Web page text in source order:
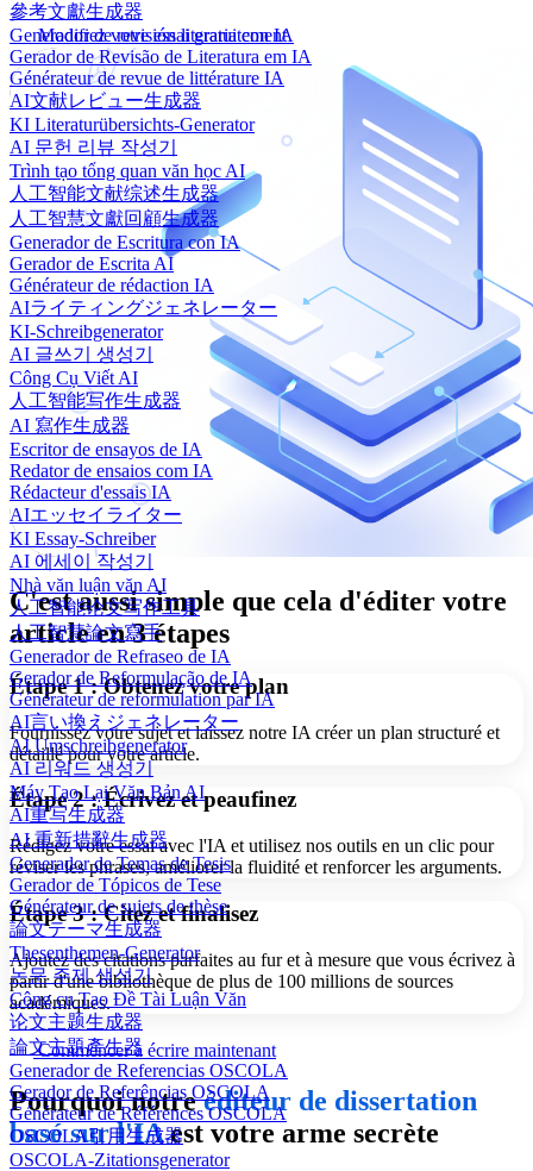
參考文獻生成器
Generador de revisión literaria con IA
Gerador de Revisão de Literatura em IA
Générateur de revue de littérature IA
AI文献レビュー生成器
KI Literaturübersichts-Generator
AI 문헌 리뷰 작성기
Trình tạo tổng quan văn học AI
人工智能文献综述生成器
人工智慧文獻回顧生成器
Generador de Escritura con IA
Gerador de Escrita AI
Générateur de rédaction IA
AIライティングジェネレーター
KI-Schreibgenerator
AI 글쓰기 생성기
Công Cụ Viết AI
人工智能写作生成器
AI 寫作生成器
Escritor de ensayos de IA
Redator de ensaios com IA
Rédacteur d'essais IA
AIエッセイライター
KI Essay-Schreiber
AI 에세이 작성기
Nhà văn luận văn AI
人工智能论文写作工具
人工智慧論文寫手
Generador de Refraseo de IA
Gerador de Reformulação de IA
Générateur de reformulation par IA
AI言い換えジェネレーター
AI Umschreibgenerator
AI 리워드 생성기
Máy Tạo Lại Văn Bản AI
AI重写生成器
AI 重新措辭生成器
Generador de Temas de Tesis
Gerador de Tópicos de Tese
Générateur de sujets de thèse
論文テーマ生成器
Thesenthemen-Generator
논문 주제 생성기
Công cụ Tạo Đề Tài Luận Văn
论文主题生成器
論文主題產生器
Generador de Referencias OSCOLA
Gerador de Referências OSCOLA
Générateur de Références OSCOLA
OSCOLA引用生成器
OSCOLA-Zitationsgenerator
Modifiez votre essai gratuitement
C'est aussi simple que cela d'éditer votre
article en 3 étapes
Étape 1 : Obtenez votre plan
Fournissez votre sujet et laissez notre IA créer un plan structuré et
détaillé pour votre article.
Étape 2 : Écrivez et peaufinez
Rédigez votre essai avec l'IA et utilisez nos outils en un clic pour
réviser les phrases, améliorer la fluidité et renforcer les arguments.
Étape 3 : Citez et finalisez
Ajoutez des citations parfaites au fur et à mesure que vous écrivez à
partir d'une bibliothèque de plus de 100 millions de sources
académiques.
Commencer à écrire maintenant
Pourquoi notreéditeur de dissertation
basé sur l'IAest votre arme secrète